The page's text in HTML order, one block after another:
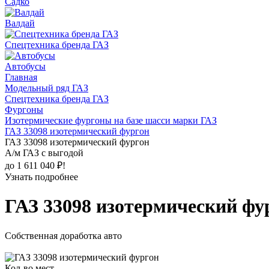
Валдай
Спецтехника бренда ГАЗ
Автобусы
Главная
Модельный ряд ГАЗ
Спецтехника бренда ГАЗ
Фургоны
Изотермические фургоны на базе шасси марки ГАЗ
ГАЗ 33098 изотермический фургон
ГАЗ 33098 изотермический фургон
А/м ГАЗ с выгодой
до 1 611 040 ₽!
Узнать подробнее
ГАЗ 33098 изотермический
Собственная доработка авто